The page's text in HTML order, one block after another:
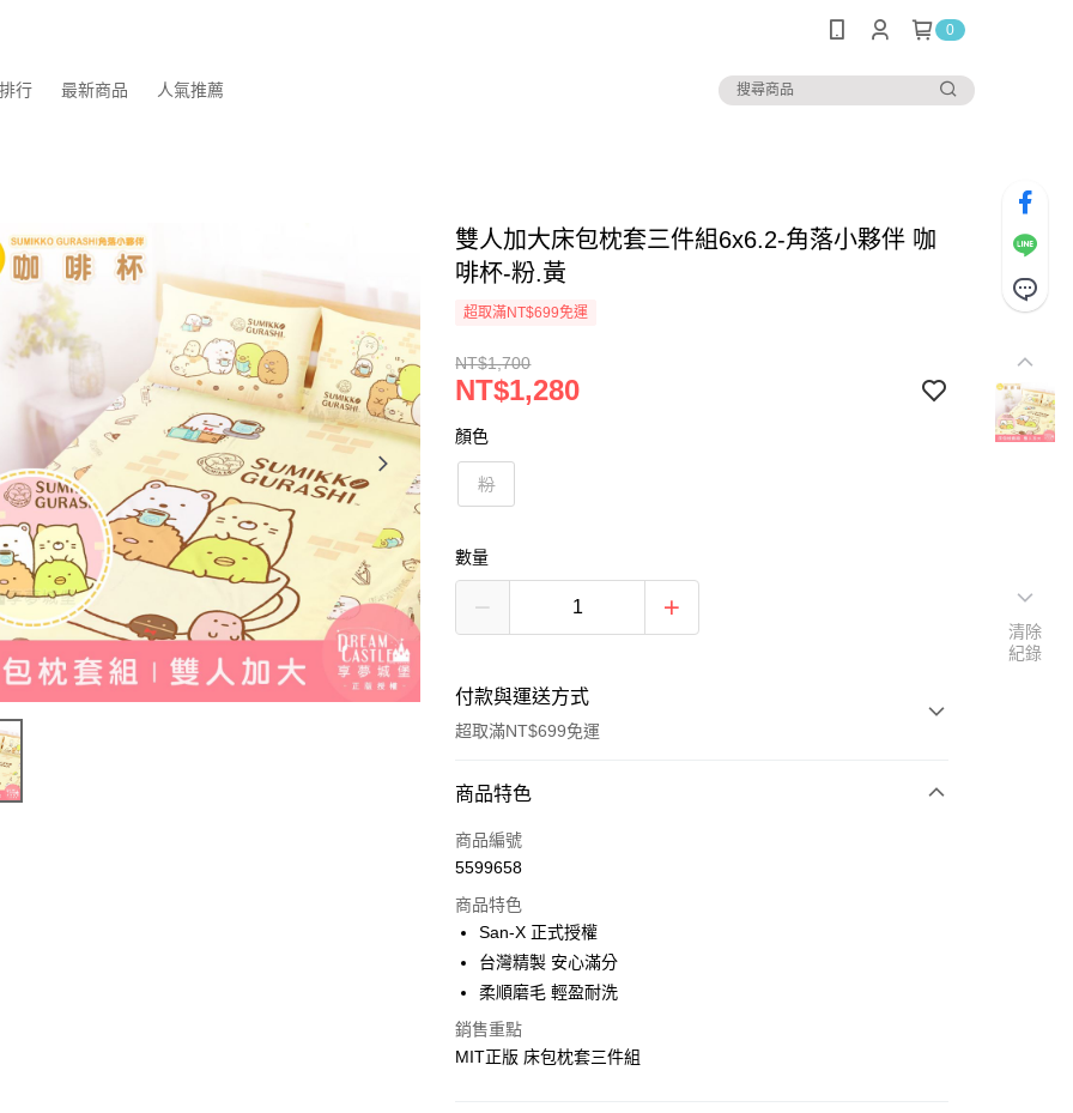
0
行 最新商品 人氣推薦
雙人加大床包枕套三件組6x6.2-角落小夥伴 咖
啡杯-粉.黃
超取滿NT$699免運
NT$1,700
NT$1,280
顏色
粉
數量
付款與運送方式
超取滿NT$699免運
付款方式
信用卡一次付款
LINE Pay
Apple Pay
悠遊付
商品特色
商品編號
5599658
商品特色
San-X 正式授權
台灣精製 安心滿分
柔順磨毛 輕盈耐洗
銷售重點
MIT正版 床包枕套三件組
清除
紀錄